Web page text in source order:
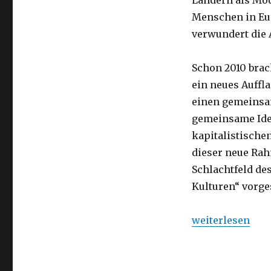
Menschen in
verwundert die
Schon 2010
ein neues
einen
gemeinsame
kapitalistischen
dieser neue
Schlachtfeld
Kulturen“
„Vom Tahrir-
weiterlesen